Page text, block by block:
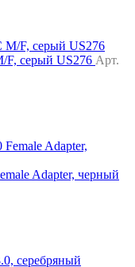
F, серый US276 Арт.
Adapter, черный